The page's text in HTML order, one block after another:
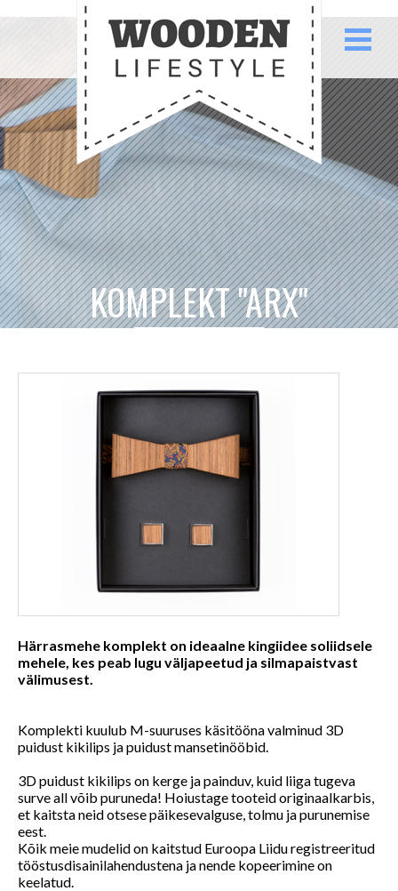
KOMPLEKT "ARX"
Härrasmehe komplekt on ideaalne kingiidee soliidsele
mehele, kes peab lugu väljapeetud ja silmapaistvast
välimusest.
Komplekti kuulub M-suuruses käsitööna valminud 3D
puidust kikilips ja puidust mansetinööbid.
3D puidust kikilips on kerge ja painduv, kuid liiga tugeva
surve all võib puruneda! Hoiustage tooteid originaalkarbis,
et kaitsta neid otsese päikesevalguse, tolmu ja purunemise
eest.
Kõik meie mudelid on kaitstud Euroopa Liidu registreeritud
tööstusdisainilahendustena ja nende kopeerimine on
keelatud.